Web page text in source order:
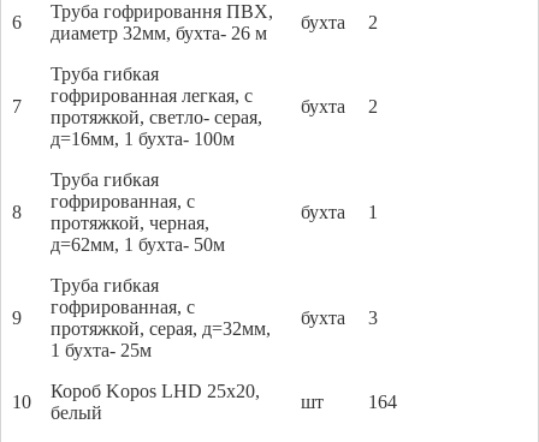
6
Труба гофрировання ПВХ,
диаметр 32мм, бухта- 26 м
бухта 2
7
Труба гибкая
гофрированная легкая, с
протяжкой, светло- серая,
д=16мм, 1 бухта- 100м
бухта 2
8
Труба гибкая
гофрированная, с
протяжкой, черная,
д=62мм, 1 бухта- 50м
бухта 1
9
Труба гибкая
гофрированная, с
протяжкой, серая, д=32мм,
1 бухта- 25м
бухта 3
10
Короб Kopos LHD 25x20,
белый
шт 164